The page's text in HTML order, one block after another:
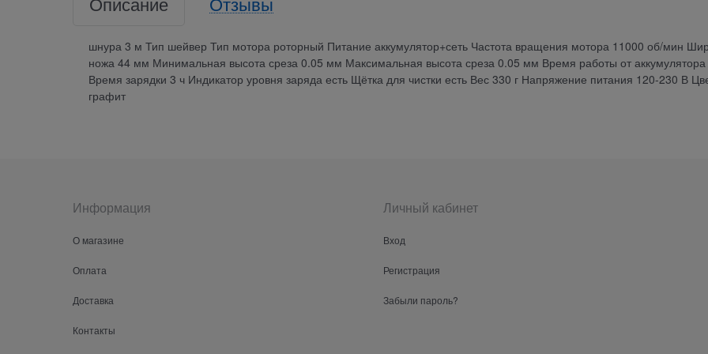
шнура 3 м Тип шейвер Тип мотора роторный Питание аккумулятор+сеть Частота вращения мотора 11000 об/мин
ножа 44 мм Минимальная высота среза 0.05 мм Максимальная высота среза 0.05 мм Время работы от аккумулятора
Время зарядки 3 ч Индикатор уровня заряда есть Щётка для чистки есть Вес 330 г Напряжение питания 120-230 В
графит
Информация
О магазине
Оплата
Доставка
Контакты
Личный кабинет
Вход
Регистрация
Забыли пароль?